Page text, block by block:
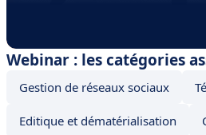
Webinar : les catégories
Gestion de réseaux sociaux
Editique et dématérialisation